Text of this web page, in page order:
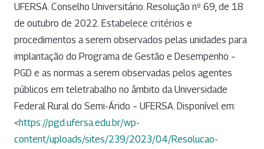
UFERSA. Conselho Universitário. Resolução nº 69, de 18
de outubro de 2022. Estabelece critérios e
procedimentos a serem observados pelas unidades para
implantação do Programa de Gestão e Desempenho –
PGD e as normas a serem observadas pelos agentes
públicos em teletrabalho no âmbito da Universidade
Federal Rural do Semi-Árido – UFERSA. Disponível em:
<https://pgd.ufersa.edu.br/wp-
content/uploads/sites/239/2023/04/Resolucao-